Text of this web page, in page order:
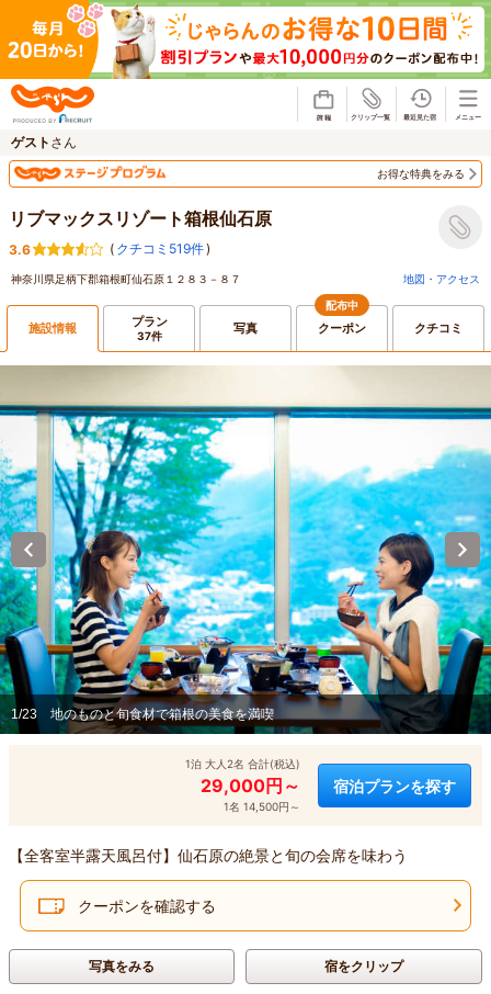
ゲスト さん
お得な特典をみる
リブマックスリゾート箱根仙石原
3.6 ( クチコミ519件)
神奈川県足柄下郡箱根町仙石原１２８３－８７ 地図・アクセス
施設情報 プラン
37件 写真
配布中
クーポン クチコミ
1/23 地のものと旬食材で箱根の美食を満喫
1泊 大人2名 合計(税込)
29,000円～
1名 14,500円～
宿泊プランを探す
【全客室半露天風呂付】仙石原の絶景と旬の会席を味わう
クーポンを確認する
写真をみる 宿をクリップ